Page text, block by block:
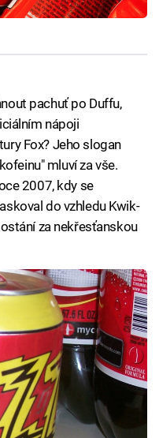
pachuť po Duffu,
nápoji
Fox? Jeho slogan
mluví za vše.
2007, kdy se
do vzhledu Kwik-
za nekřesťanskou